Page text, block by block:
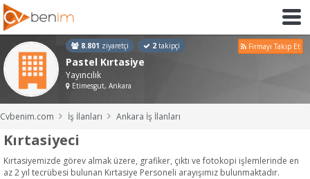
8.801 ziyaretçi 2 takipçi Firmayı Takip Et
Pastel Kırtasiye
Yayıncılık
Etimesgut, Ankara
Cvbenim.com İş İlanları Ankara İş İlanları
Kırtasiyeci
Kırtasiyemizde görev almak üzere, grafiker, çıktı ve fotokopi işlemlerinde en
az 2 yıl tecrübesi bulunan Kırtasiye Personeli arayışımız bulunmaktadır.